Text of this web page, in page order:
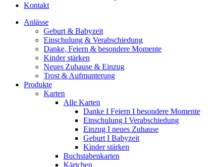
Kontakt
Anlässe
Geburt & Babyzeit
Einschulung & Verabschiedung
Danke, Feiern & besondere Momente
Kinder stärken
Neues Zuhause & Einzug
Trost & Aufmunterung
Produkte
Karten
Alle Karten
Danke I Feiern I besondere Momente
Einschulung I Verabschiedung
Einzug I neues Zuhause
Geburt I Babyzeit
Kinder stärken
Buchstabenkarten
Kärtchen